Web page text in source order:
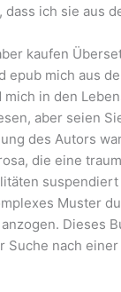
ich sie aus
kaufen
epub mich aus
in den
aber seien
des Autors
die eine
Muster
Dieses
nach